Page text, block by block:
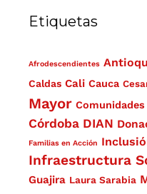
Etiquetas
Afrodescendientes
Caldas Cali Cauca
Mayor Comunidades
Córdoba DIAN
Familias en Acción
Infraestructura
Guajira Laura Sarabia